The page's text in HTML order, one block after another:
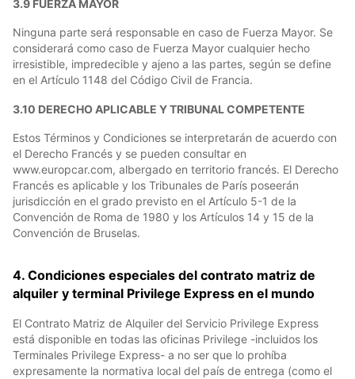
3.9 FUERZA MAYOR
Ninguna parte será responsable en caso de Fuerza Mayor. Se
considerará como caso de Fuerza Mayor cualquier hecho
irresistible, impredecible y ajeno a las partes, según se define
en el Artículo 1148 del Código Civil de Francia.
3.10 DERECHO APLICABLE Y TRIBUNAL COMPETENTE
Estos Términos y Condiciones se interpretarán de acuerdo con
el Derecho Francés y se pueden consultar en
www.europcar.com, albergado en territorio francés. El Derecho
Francés es aplicable y los Tribunales de París poseerán
jurisdicción en el grado previsto en el Artículo 5-1 de la
Convención de Roma de 1980 y los Artículos 14 y 15 de la
Convención de Bruselas.
4. Condiciones especiales del contrato matriz de
alquiler y terminal Privilege Express en el mundo
El Contrato Matriz de Alquiler del Servicio Privilege Express
está disponible en todas las oficinas Privilege -incluidos los
Terminales Privilege Express- a no ser que lo prohíba
expresamente la normativa local del país de entrega (como el